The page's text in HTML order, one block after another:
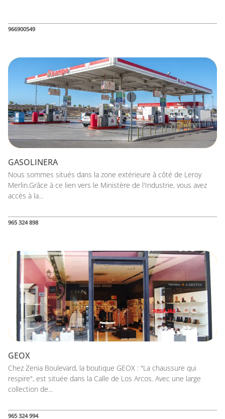
966900549
GASOLINERA
Nous sommes situés dans la zone extérieure à côté de Leroy
Merlin.Grâce à ce lien vers le Ministère de l'Industrie, vous avez
accès à la...
965 324 898
GEOX
Chez Zenia Boulevard, la boutique GEOX : "La chaussure qui
respire", est située dans la Calle de Los Arcos. Avec une large
collection de...
965 324 994